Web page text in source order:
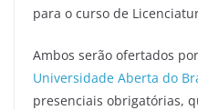
para o curso de
Ambos serão ofertados
Universidade Aberta do
presenciais obrigatórias,